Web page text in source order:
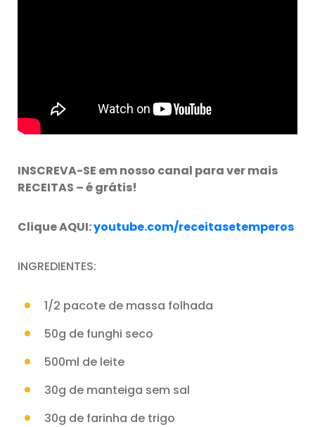
INSCREVA-SE em nosso canal para ver mais
RECEITAS – é grátis!
Clique AQUI:youtube.com/receitasetemperos
INGREDIENTES:
1/2 pacote de massa folhada
50g de funghi seco
500ml de leite
30g de manteiga sem sal
30g de farinha de trigo